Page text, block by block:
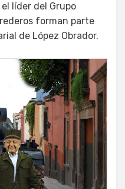
líder del Grupo
forman parte
de López Obrador.